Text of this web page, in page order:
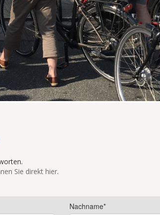
Sie direkt hier.